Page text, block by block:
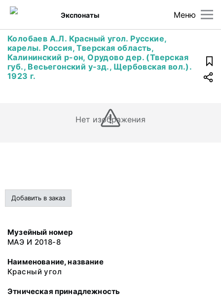
Меню
Экспонаты
Колобаев А.Л. Красный угол. Русские,
карелы. Россия, Тверская область,
Калининский р-он, Орудово дер. (Тверская
губ., Весьегонский у-зд., Щербовская вол.).
1923 г.
Нет изображения
Добавить в заказ
Музейный номер
МАЭ И 2018-8
Наименование, название
Красный угол
Этническая принадлежность